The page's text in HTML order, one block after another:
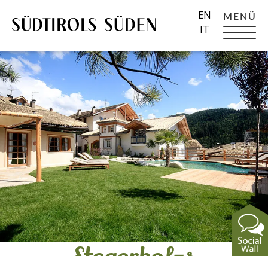
MENÜ
EN
IT